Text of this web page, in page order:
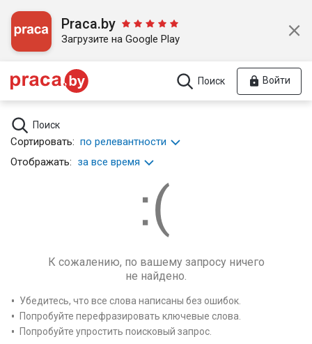
Praca.by
Загрузите на Google Play
Поиск Войти
Поиск
Сортировать: по релевантности
Отображать: за все время
К сожалению, по вашему запросу ничего
не найдено.
Убедитесь, что все слова написаны без ошибок.
Попробуйте перефразировать ключевые слова.
Попробуйте упростить поисковый запрос.